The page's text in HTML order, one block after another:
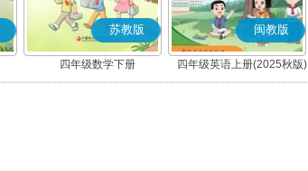
苏教版
四年级数学下册
闽教版
四年级英语上册(2025秋版)